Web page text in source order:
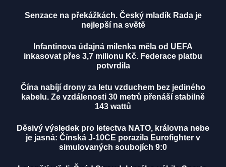
Senzace na překážkách. Český mladík Rada je
nejlepší na světě
Infantinova údajná milenka měla od UEFA
inkasovat přes 3,7 milionu Kč. Federace platbu
potvrdila
Čína nabíjí drony za letu vzduchem bez jediného
kabelu. Ze vzdálenosti 30 metrů přenáší stabilně
143 wattů
Děsivý výsledek pro letectva NATO, královna nebe
je jasná: Čínská J-10CE porazila Eurofighter v
simulovaných soubojích 9:0